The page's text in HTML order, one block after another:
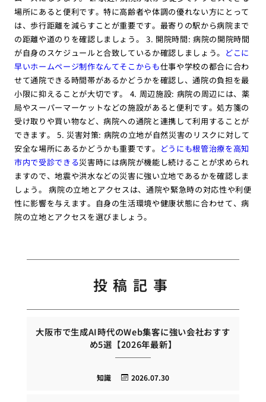
場所にあると便利です。特に高齢者や体調の優れない方にとって
は、歩行距離を減らすことが重要です。最寄りの駅から病院まで
の距離や道のりを確認しましょう。 3. 開院時間: 病院の開院時間
が自身のスケジュールと合致しているか確認しましょう。 どこに
早いホームページ制作なんてそこからも仕事や学校の都合に合わ
せて通院できる時間帯があるかどうかを確認し、通院の負担を最
小限に抑えることが大切です。 4. 周辺施設: 病院の周辺には、薬
局やスーパーマーケットなどの施設があると便利です。処方箋の
受け取りや買い物など、病院への通院と連携して利用することが
できます。 5. 災害対策: 病院の立地が自然災害のリスクに対して
安全な場所にあるかどうかも重要です。 どうにも根管治療を高知
市内で受診できる災害時には病院が機能し続けることが求められ
ますので、地震や洪水などの災害に強い立地であるかを確認しま
しょう。 病院の立地とアクセスは、通院や緊急時の対応性や利便
性に影響を与えます。自身の生活環境や健康状態に合わせて、病
院の立地とアクセスを選びましょう。
投稿記事
大阪市で生成AI時代のWeb集客に強い会社おすす
め5選【2026年最新】
2026.07.30
知識